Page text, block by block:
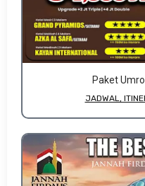
Paket
JADWAL,